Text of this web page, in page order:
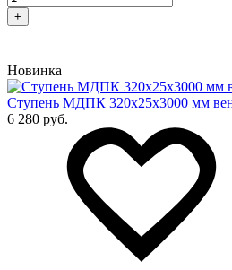
+
Новинка
Cтупень МДПК 320х25х3000 мм
6 280 руб.